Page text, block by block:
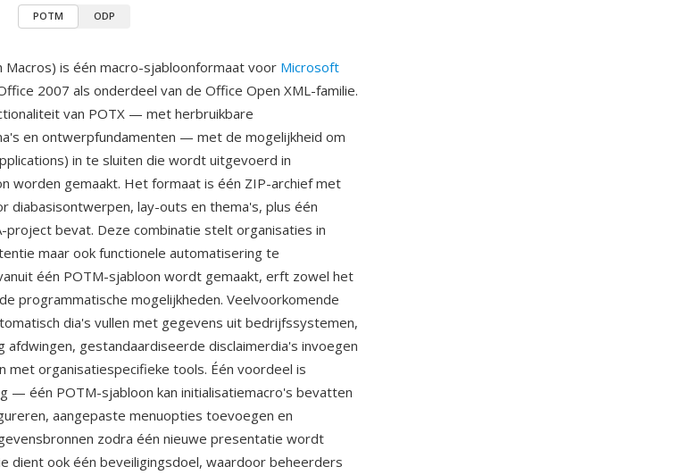
POTM ODP
is één macro-sjabloonformaat voor Microsoft
2007 als onderdeel van de Office Open XML-familie.
van POTX — met herbruikbare
en ontwerpfundamenten — met de mogelijkheid om
in te sluiten die wordt uitgevoerd in
worden gemaakt. Het formaat is één ZIP-archief met
diabasisontwerpen, lay-outs en thema's, plus één
bevat. Deze combinatie stelt organisaties in
maar ook functionele automatisering te
één POTM-sjabloon wordt gemaakt, erft zowel het
programmatische mogelijkheden. Veelvoorkomende
dia's vullen met gegevens uit bedrijfssystemen,
gestandaardiseerde disclaimerdia's invoegen
met organisatiespecifieke tools. Één voordeel is
— één POTM-sjabloon kan initialisatiemacro's bevatten
aangepaste menuopties toevoegen en
zodra één nieuwe presentatie wordt
dient ook één beveiligingsdoel, waardoor beheerders